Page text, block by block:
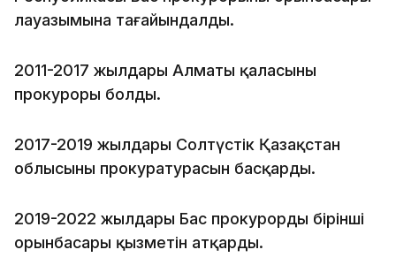
лауазымына тағайындалды.
2011-2017 жылдары Алматы қаласының
прокуроры болды.
2017-2019 жылдары Солтүстік Қазақстан
облысының прокуратурасын басқарды.
2019-2022 жылдары Бас прокурордың бірінші
орынбасары қызметін атқарды.